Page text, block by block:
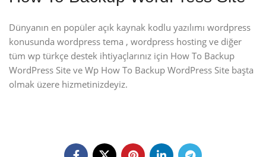
Dünyanın en popüler açık kaynak kodlu yazılımı wordpress
konusunda wordpress tema , wordpress hosting ve diğer
tüm wp türkçe destek ihtiyaçlarınız için How To Backup
WordPress Site ve Wp How To Backup WordPress Site başta
olmak üzere hizmetinizdeyiz.